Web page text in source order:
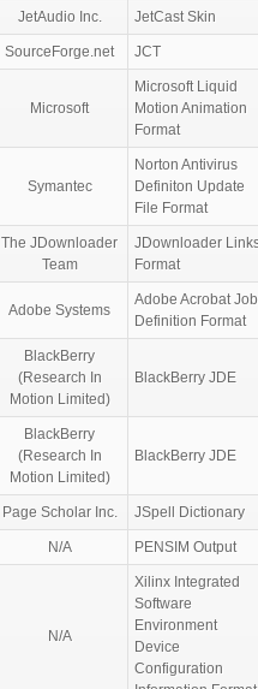
JetAudio Inc. JetCast Skin
SourceForge.net JCT
Microsoft
Microsoft Liquid
Motion Animation
Format
Symantec
Norton Antivirus
Definiton Update
File Format
The JDownloader
Team
JDownloader
Format
Adobe Systems
Adobe Acrobat Job
Definition Format
BlackBerry
(Research In
Motion Limited)
BlackBerry JDE
BlackBerry
(Research In
Motion Limited)
BlackBerry JDE
Page Scholar Inc. JSpell Dictionary
N/A PENSIM Output
N/A
Xilinx Integrated
Software
Environment
Device
Configuration